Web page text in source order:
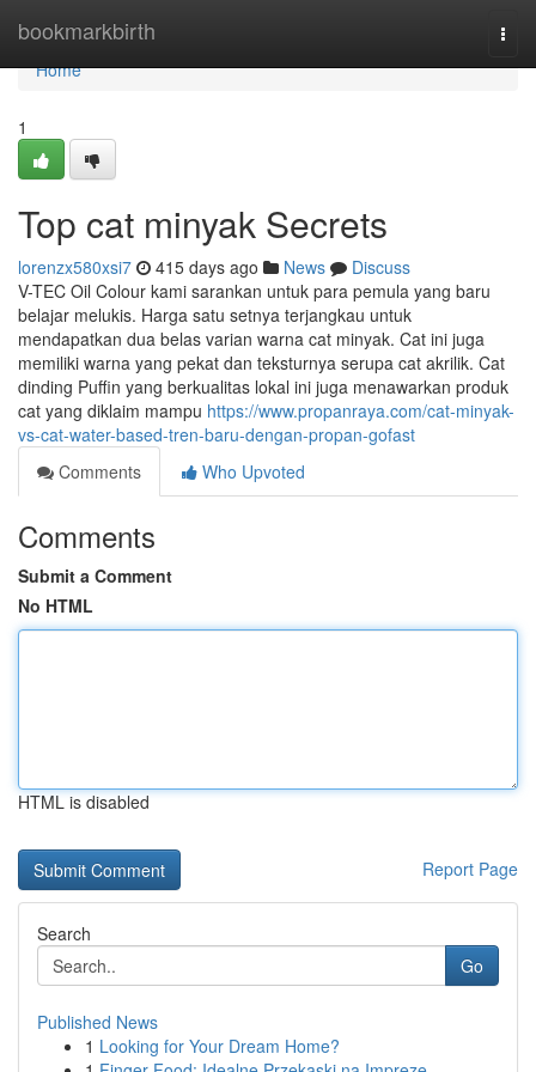
bookmarkbirth
Home
Home
1
Top cat minyak Secrets
lorenzx580xsi7 415 days ago News
Discuss
V-TEC Oil Colour kami sarankan untuk para pemula yang baru
belajar melukis. Harga satu setnya terjangkau untuk
mendapatkan dua belas varian warna cat minyak. Cat ini juga
memiliki warna yang pekat dan teksturnya serupa cat akrilik. Cat
dinding Puffin yang berkualitas lokal ini juga menawarkan produk
cat yang diklaim mampu https://www.propanraya.com/cat-minyak-
vs-cat-water-based-tren-baru-dengan-propan-gofast
Comments
Who Upvoted
Comments
Submit a Comment
No HTML
HTML is disabled
Report Page
Search
Go
Published News
1 Looking for Your Dream Home?